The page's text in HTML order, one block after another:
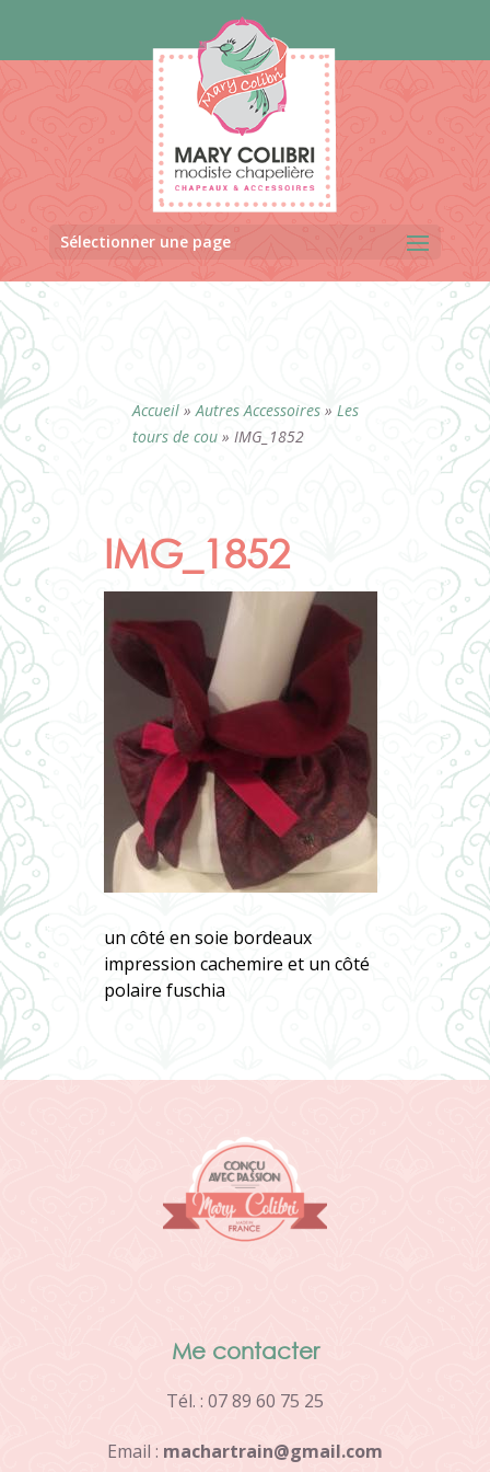
Sélectionner une page
Accueil»Autres Accessoires» Les
tours de cou» IMG_1852
IMG_1852
un côté en soie bordeaux
impression cachemire et un côté
polaire fuschia
Me contacter
Tél. : 07 89 60 75 25
Email : machartrain@gmail.com